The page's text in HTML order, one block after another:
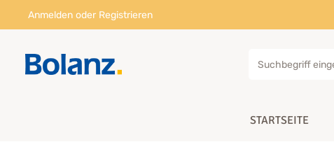
Anmelden oder Registrieren
STARTSEITE